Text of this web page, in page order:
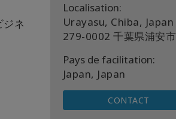
ネ
Localisation:
Urayasu, Chiba, Japan
279-0002 千葉県浦安市
Pays de facilitation:
Japan, Japan
CONTACT